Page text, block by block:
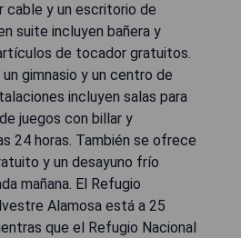
cable y un escritorio de
suite incluyen bañera y
de tocador gratuitos.
gimnasio y un centro de
incluyen salas para
juegos con billar y
24 horas. También se ofrece
y un desayuno frío
mañana. El Refugio
Alamosa está a 25
que el Refugio Nacional